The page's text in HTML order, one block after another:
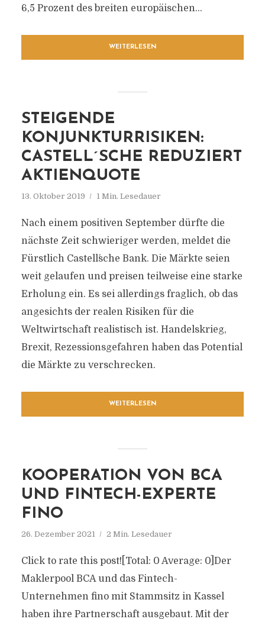
6,5 Prozent des breiten europäischen...
WEITERLESEN
STEIGENDE
KONJUNKTURRISIKEN:
CASTELL´SCHE REDUZIERT
AKTIENQUOTE
13. Oktober 2019 1 Min. Lesedauer
Nach einem positiven September dürfte die
nächste Zeit schwieriger werden, meldet die
Fürstlich Castell´sche Bank. Die Märkte seien
weit gelaufen und preisen teilweise eine starke
Erholung ein. Es sei allerdings fraglich, ob das
angesichts der realen Risiken für die
Weltwirtschaft realistisch ist. Handelskrieg,
Brexit, Rezessionsgefahren haben das Potential
die Märkte zu verschrecken.
WEITERLESEN
KOOPERATION VON BCA
UND FINTECH-EXPERTE
FINO
26. Dezember 2021 2 Min. Lesedauer
Click to rate this post![Total: 0 Average: 0]Der
Maklerpool BCA und das Fintech-
Unternehmen fino mit Stammsitz in Kassel
haben ihre Partnerschaft ausgebaut. Mit der